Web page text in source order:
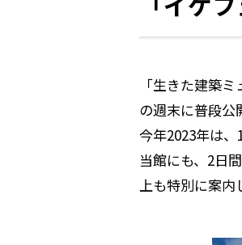
「生きた建築
の週末に普段公
今年2023年は、
当館にも、2日
上も特別に案内